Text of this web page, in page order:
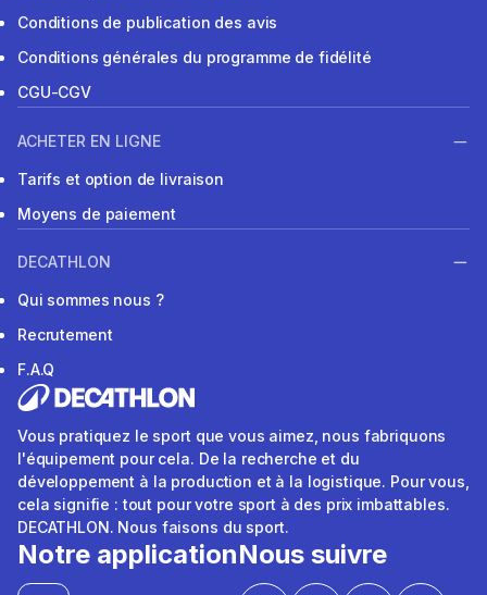
Conditions de publication des avis
Conditions générales du programme de fidélité
CGU-CGV
ACHETER EN LIGNE
Tarifs et option de livraison
Moyens de paiement
DECATHLON
Qui sommes nous ?
Recrutement
F.A.Q
Vous pratiquez le sport que vous aimez, nous fabriquons
l'équipement pour cela. De la recherche et du
développement à la production et à la logistique. Pour vous,
cela signifie : tout pour votre sport à des prix imbattables.
DECATHLON. Nous faisons du sport.
Notre applicationNous suivre